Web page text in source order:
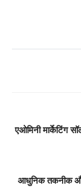
एओमिनी मार्केटिंग
आधुनिक तकनीक और